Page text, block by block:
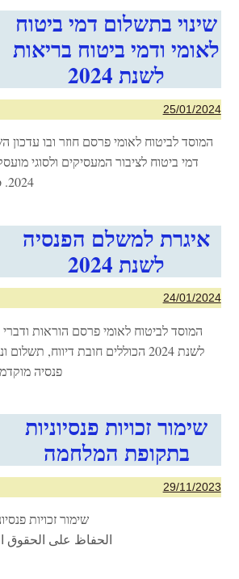
שינוי בתשלום דמי ביטוח
לאומי ודמי ביטוח בריאות
לשנת 2024
25/01/2024
המוסד לביטוח לאומי פרסם חוזר ובו עדכון
דמי ביטוח לציבור המעסיקים ולסוגי
2024. Share on: WhatsApp
איגרת למשלם הפנסיה
לשנת 2024
24/01/2024
המוסד לביטוח לאומי פרסם הוראות
לשנת 2024 הכוללים חובת דיווח,
פנסיה
שימור זכויות פנסיוניות
בתקופת המלחמה
29/11/2023
שימור זכויות
الحفاظ على الحقوق